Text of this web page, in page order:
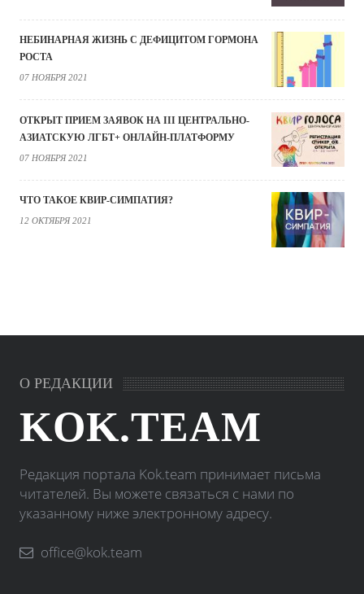
НЕБИНАРНАЯ ЖИЗНЬ С ДЕФИЦИТОМ ГОРМОНА
РОСТА
07 НОЯБРЯ 2021
ОТКРЫТ ПРИЕМ ЗАЯВОК НА III ЦЕНТРАЛЬНО-
АЗИАТСКУЮ ЛГБТ+ ОНЛАЙН-ПЛАТФОРМУ
07 НОЯБРЯ 2021
ЧТО ТАКОЕ КВИР-СИМПАТИЯ?
12 ОКТЯБРЯ 2021
О РЕДАКЦИИ
KOK.TEAM
Редакция портала Kok.team принимает письма
читателей. Вы можете связаться с нами по
указанному ниже электронному адресу.
office@kok.team